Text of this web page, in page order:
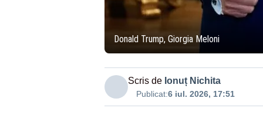
Donald Trump, Giorgia Meloni
Scris de Ionuț Nichita
Publicat:6 iul. 2026, 17:51